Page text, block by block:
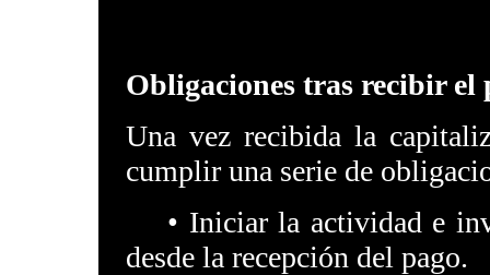
Obligaciones tras recibir el
Una vez recibida la
cumplir una serie de
• Iniciar la actividad e
desde la recepción del pago.